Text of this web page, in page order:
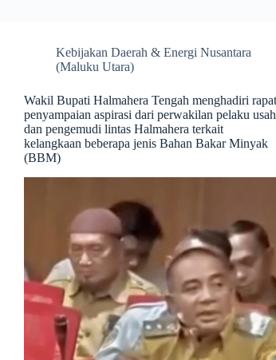
Kebijakan Daerah & Energi Nusantara
(Maluku Utara)
Wakil Bupati Halmahera Tengah menghadiri rapat
penyampaian aspirasi dari perwakilan pelaku
dan pengemudi lintas Halmahera terkait
kelangkaan beberapa jenis Bahan Bakar Minyak
(BBM)